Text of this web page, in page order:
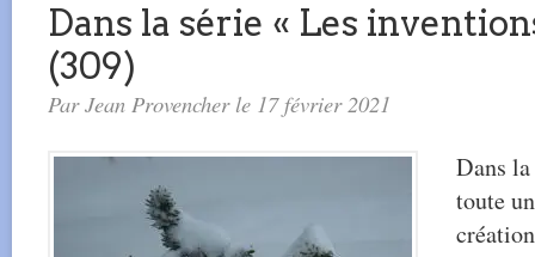
Dans la série « Les
(309)
Par Jean Provencher le 17 février 2021
Dans
toute